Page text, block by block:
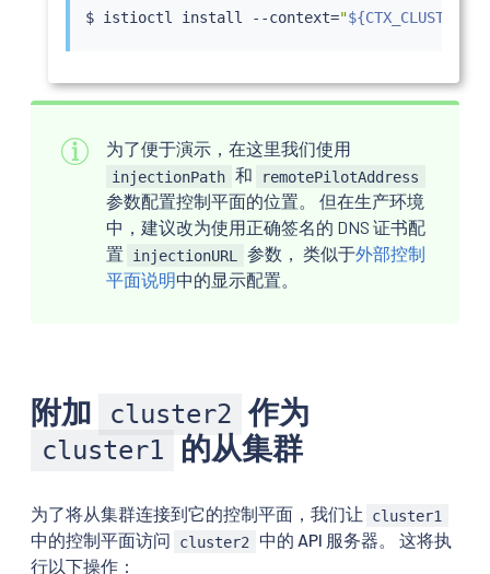
$ istioctl install --context="${CTX_CLUSTER2}
为了便于演示，在这里我们使用
injectionPath 和 remotePilotAddress
参数配置控制平面的位置。 但在生产环境
中，建议改为使用正确签名的 DNS 证书配
置
injectionURL 参数， 类似于外部控制
平面说明中的显示配置。
附加 cluster2 作为
cluster1 的从集群
为了将从集群连接到它的控制平面，我们让 cluster1
中的控制平面访问 cluster2
中的 API 服务器。 这将执
行以下操作：